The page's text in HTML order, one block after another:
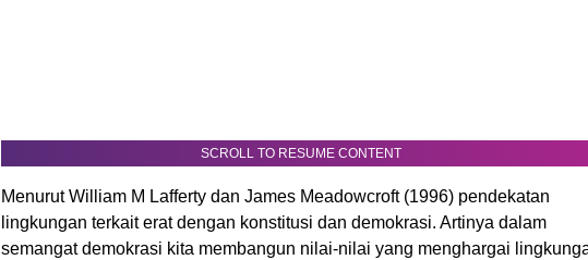
SCROLL TO RESUME CONTENT
Menurut William M Lafferty dan James Meadowcroft (1996) pendekatan
lingkungan terkait erat dengan konstitusi dan demokrasi. Artinya dalam
semangat demokrasi kita membangun nilai-nilai yang menghargai